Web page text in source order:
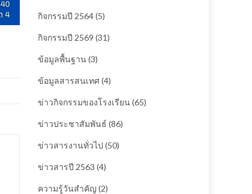
กิจกรรมปี 2564(5)
กิจกรรมปี 2569 (31)
ข้อมูลพื้นฐาน (3)
ข้อมูลสารสนเทศ(4)
ข่าวกิจกรรมของโรงเรียน (65)
ข่าวประชาสัมพันธ์ (86)
ข่าวสารงานทั่วไป (50)
ข่าวสารปี 2563 (4)
ความรู้วันสำคัญ (2)